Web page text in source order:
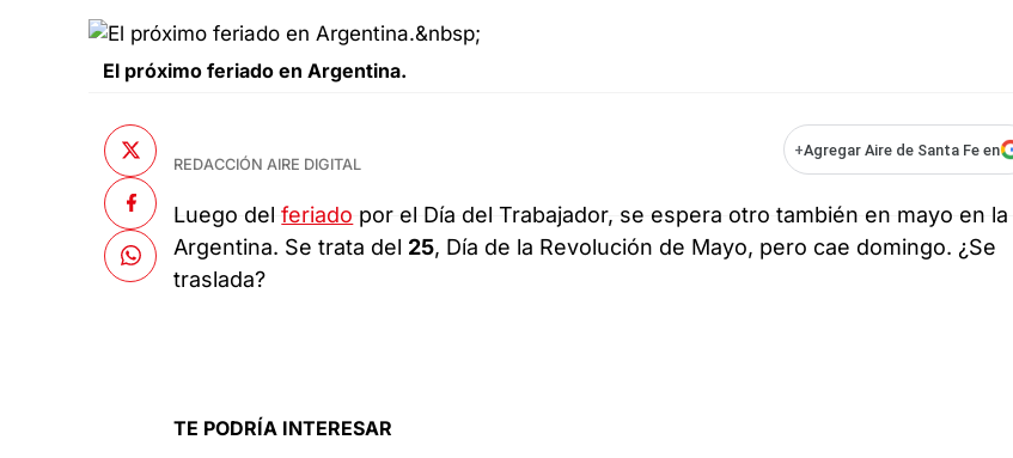
El próximo feriado en Argentina.
REDACCIÓN AIRE DIGITAL
+Agregar Aire de Santa Fe en
Luego delferiado por el Día del Trabajador, se espera otro también en mayo en la
Argentina. Se trata del 25, Día de la Revolución de Mayo, pero cae domingo. ¿Se
traslada?
TE PODRÍA INTERESAR